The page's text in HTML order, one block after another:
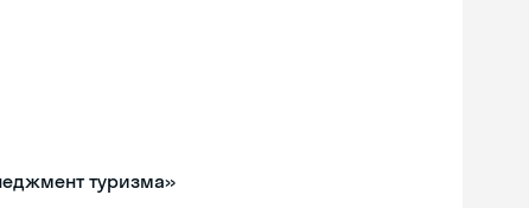
туризма»